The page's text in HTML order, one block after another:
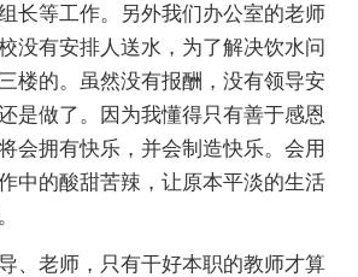
长等工作。另外我们办公室的老师
没有安排人送水，为了解决饮水问
楼的。虽然没有报酬，没有领导安
是做了。因为我懂得只有善于感恩
会拥有快乐，并会制造快乐。会用
中的酸甜苦辣，让原本平淡的生活
、老师，只有干好本职的教师才算